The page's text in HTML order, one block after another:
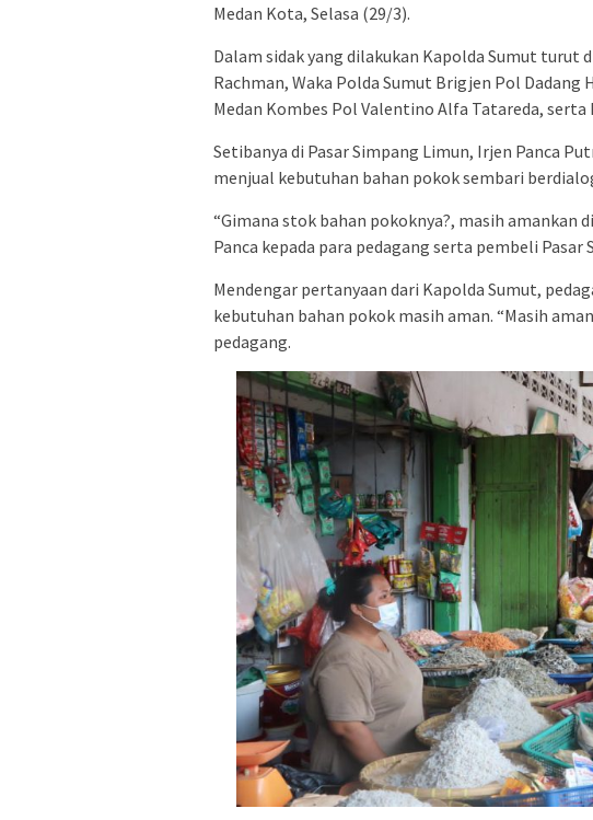
Medan Kota, Selasa (29/3).
Dalam sidak yang dilakukan Kapolda Sumut turut
Rachman, Waka Polda Sumut Brigjen Pol
Medan Kombes Pol Valentino Alfa Tatareda, serta
Setibanya di Pasar Simpang Limun, Irjen Panca
menjual kebutuhan bahan pokok sembari
“Gimana stok bahan pokoknya?, masih amankan
Panca kepada para pedagang serta pembeli Pasar
Mendengar pertanyaan dari Kapolda Sumut,
kebutuhan bahan pokok masih aman. “Masih
pedagang.